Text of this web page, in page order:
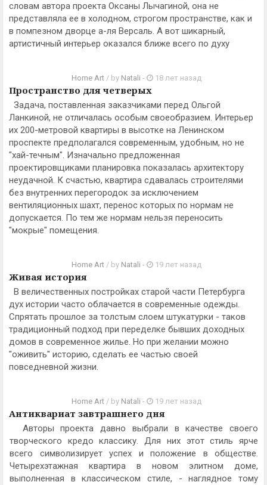
словам автора проекта Оксаны Лычагиной, она не
представляла ее в холодном, строгом пространстве, как и
в помпезном дворце а-ля Версаль. А вот шикарный,
артистичный интерьер оказался ближе всего по духу
Home Art / by Natali - 18 лет назад
Пространство для четверых
Задача, поставленная заказчиками перед Ольгой
Ланкиной, не отличалась особым своеобразием. Интерьер
их 200-метровой квартиры в высотке на Ленинском
проспекте предполагался современным, удобным, но не
"хай-течным". Изначально предложенная
проектировщиками планировка показалась архитектору
неудачной. К счастью, квартира сдавалась строителями
без внутренних перегородок за исключением
вентиляционных шахт, перенос которых по нормам не
допускается. По тем же нормам нельзя переносить
"мокрые" помещения.
Home Art / by Natali - 19 лет назад
Живая история
В величественных постройках старой части Петербурга
дух истории часто облачается в современные одежды.
Спрятать прошлое за толстым слоем штукатурки - таков
традиционный подход при переделке бывших доходных
домов в современное жилье. Но при желании можно
"оживить" историю, сделать ее частью своей
повседневной жизни.
Home Art / by Natali - 19 лет назад
Антиквариат завтрашнего дня
Авторы проекта давно выбрали в качестве своего
творческого кредо классику. Для них этот стиль ярче
всего символизирует успех и положение в обществе.
Четырехэтажная квартира в новом элитном доме,
выполненная в классическом стиле, - наглядное тому